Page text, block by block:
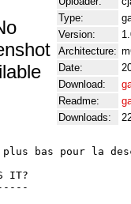
Type:
Version:
Architecture:
Date:
Download:
Readme:
Downloads:
plus bas pour la
IT?